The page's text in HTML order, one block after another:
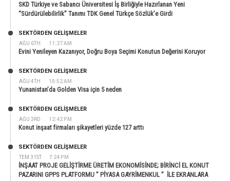
SKD Türkiye ve Sabancı Üniversitesi İş Birliğiyle Hazırlanan Yeni
“Sürdürülebilirlik” Tanımı TDK Genel Türkçe Sözlük’e Girdi
AĞU 6TH 11:27 AM
SEKTÖRDEN GELIŞMELER
Evini Yenileyen Kazanıyor, Doğru Boya Seçimi Konutun Değerini Koruyor
AĞU 4TH 10:52 AM
SEKTÖRDEN GELIŞMELER
Yunanistan’da Golden Visa için 5 neden
AĞU 3RD 12:42 PM
SEKTÖRDEN GELIŞMELER
Konut inşaat firmaları şikayetleri yüzde 127 arttı
TEM 31ST 7:24 PM
SEKTÖRDEN GELIŞMELER
İNŞAAT PROJE GELİŞTİRME ÜRETİM EKONOMİSİNDE; BİRİNCİ EL KONUT
PAZARINI GPPS PLATFORMU ” PİYASA GAYRİMENKUL ” İLE EKRANLARA